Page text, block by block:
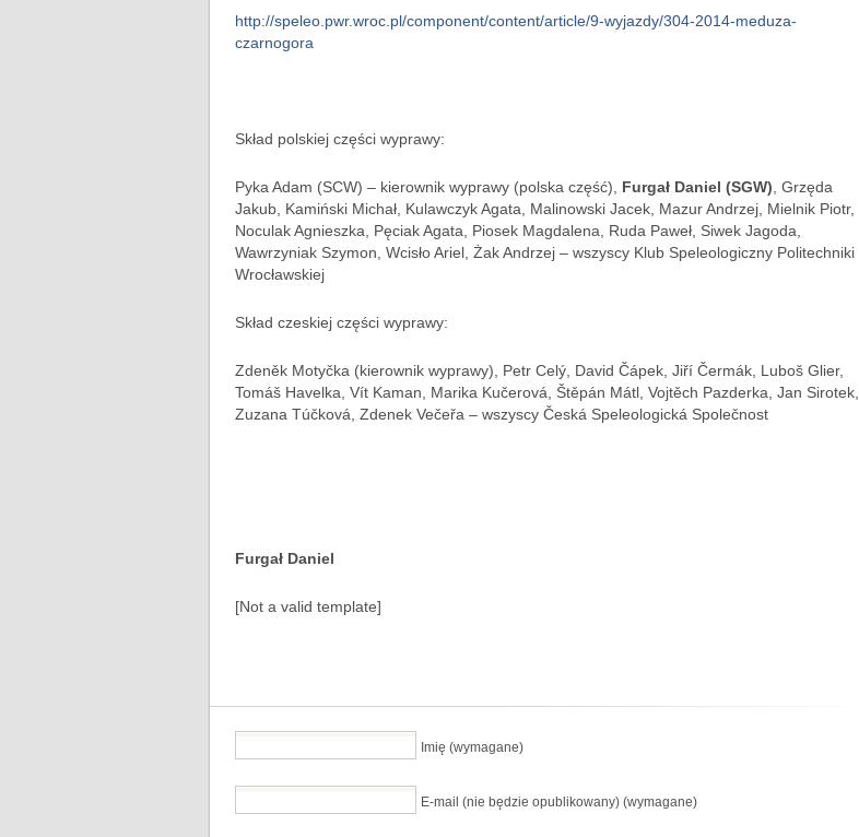
http://speleo.pwr.wroc.pl/component/content/article/9-wyjazdy/304-2014-meduza-
czarnogora
Skład polskiej części wyprawy:
Pyka Adam (SCW) – kierownik wyprawy (polska część), Furgał Daniel (SGW), Grzęda
Jakub, Kamiński Michał, Kulawczyk Agata, Malinowski Jacek, Mazur Andrzej, Mielnik Piotr,
Noculak Agnieszka, Pęciak Agata, Piosek Magdalena, Ruda Paweł, Siwek Jagoda,
Wawrzyniak Szymon, Wcisło Ariel, Żak Andrzej – wszyscy Klub Speleologiczny Politechniki
Wrocławskiej
Skład czeskiej części wyprawy:
Zdeněk Motyčka (kierownik wyprawy), Petr Celý, David Čápek, Jiří Čermák, Luboš Glier,
Tomáš Havelka, Vít Kaman, Marika Kučerová, Štěpán Mátl, Vojtěch Pazderka, Jan Sirotek,
Zuzana Túčková, Zdenek Večeřa – wszyscy Česká Speleologická Společnost
Furgał Daniel
[Not a valid template]
Imię (wymagane)
E-mail (nie będzie opublikowany) (wymagane)